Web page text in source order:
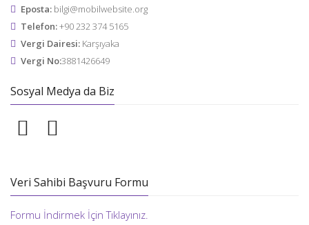
Eposta: bilgi@mobilwebsite.org
Telefon:+90 232 374 5165
Vergi Dairesi: Karşıyaka
Vergi No:3881426649
Sosyal Medya da Biz
Veri Sahibi Başvuru Formu
Formu İndirmek İçin Tıklayınız.